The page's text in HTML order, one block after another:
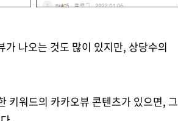
나오는 것도 많이 있지만, 상당수의
키워드의 카카오뷰 콘텐츠가 있으면, 그